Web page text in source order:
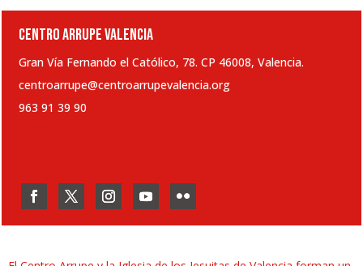
CENTRO ARRUPE VALENCIA
Gran Vía Fernando el Católico, 78. CP 46008, Valencia.
centroarrupe@centroarrupevalencia.org
963 91 39 90